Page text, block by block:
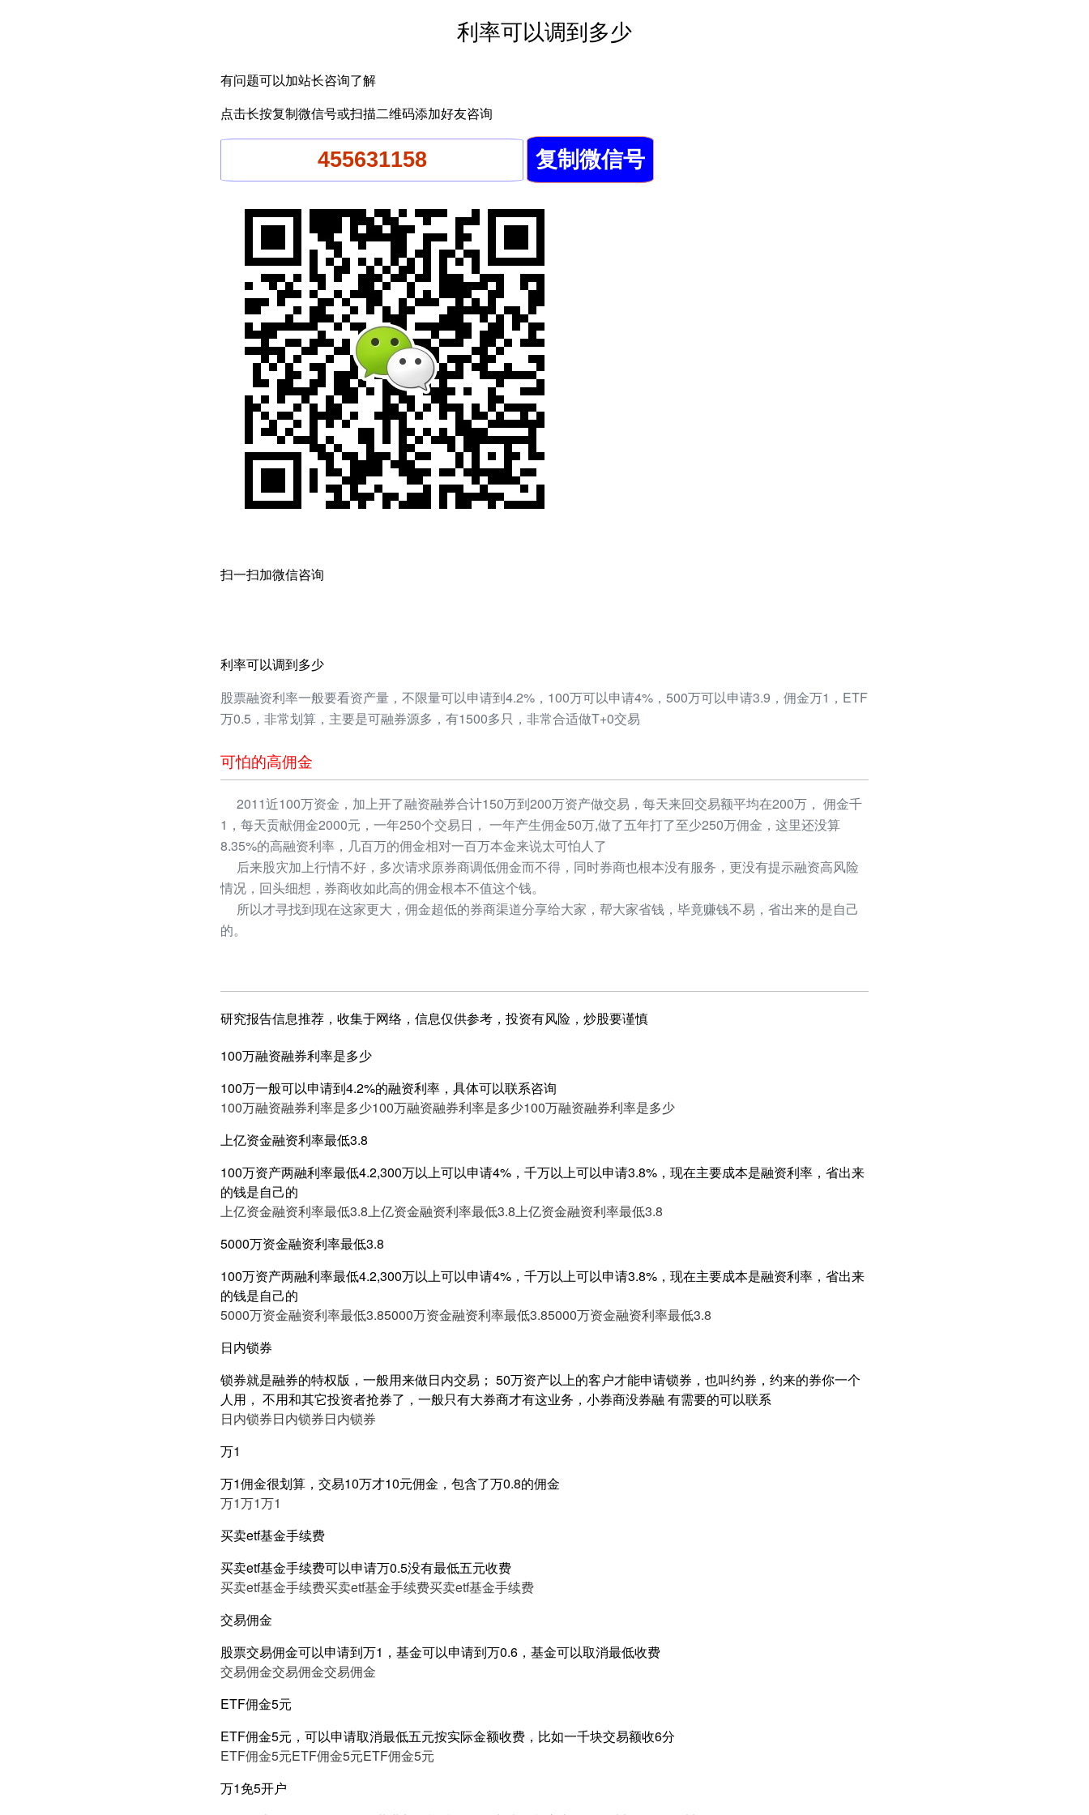
利率可以调到多少
有问题可以加站长咨询了解
点击长按复制微信号或扫描二维码添加好友咨询
扫一扫加微信咨询
利率可以调到多少
股票融资利率一般要看资产量，不限量可以申请到4.2%，100万可以申请4%，500万可以申请3.9，佣金万1，ETF
万0.5，非常划算，主要是可融券源多，有1500多只，非常合适做T+0交易
可怕的高佣金
2011近100万资金，加上开了融资融券合计150万到200万资产做交易，每天来回交易额平均在200万， 佣金千
1，每天贡献佣金2000元，一年250个交易日， 一年产生佣金50万,做了五年打了至少250万佣金，这里还没算
8.35%的高融资利率，几百万的佣金相对一百万本金来说太可怕人了
后来股灾加上行情不好，多次请求原券商调低佣金而不得，同时券商也根本没有服务，更没有提示融资高风险
情况，回头细想，券商收如此高的佣金根本不值这个钱。
所以才寻找到现在这家更大，佣金超低的券商渠道分享给大家，帮大家省钱，毕竟赚钱不易，省出来的是自己
的。
研究报告信息推荐，收集于网络，信息仅供参考，投资有风险，炒股要谨慎
100万融资融券利率是多少
100万一般可以申请到4.2%的融资利率，具体可以联系咨询
100万融资融券利率是多少100万融资融券利率是多少100万融资融券利率是多少
上亿资金融资利率最低3.8
100万资产两融利率最低4.2,300万以上可以申请4%，千万以上可以申请3.8%，现在主要成本是融资利率，省出来
的钱是自己的
上亿资金融资利率最低3.8 上亿资金融资利率最低3.8 上亿资金融资利率最低3.8
5000万资金融资利率最低3.8
100万资产两融利率最低4.2,300万以上可以申请4%，千万以上可以申请3.8%，现在主要成本是融资利率，省出来
的钱是自己的
5000万资金融资利率最低3.85000万资金融资利率最低3.85000万资金融资利率最低3.8
日内锁券
锁券就是融券的特权版，一般用来做日内交易； 50万资产以上的客户才能申请锁券，也叫约券，约来的券你一个
人用， 不用和其它投资者抢券了，一般只有大券商才有这业务，小券商没券融 有需要的可以联系
日内锁券日内锁券日内锁券
万1
万1佣金很划算，交易10万才10元佣金，包含了万0.8的佣金
万1万1万1
买卖etf基金手续费
买卖etf基金手续费可以申请万0.5没有最低五元收费
买卖etf基金手续费买卖etf基金手续费买卖etf基金手续费
交易佣金
股票交易佣金可以申请到万1，基金可以申请到万0.6，基金可以取消最低收费
交易佣金交易佣金交易佣金
ETF佣金5元
ETF佣金5元，可以申请取消最低五元按实际金额收费，比如一千块交易额收6分
ETF佣金5元ETF佣金5元ETF佣金5元
万1免5开户